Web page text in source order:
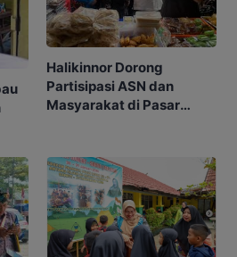
Halikinnor Dorong
Partisipasi ASN dan
Masyarakat di Pasar